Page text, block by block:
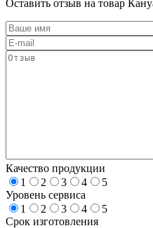
Оставить отзыв на товар
Качество продукции
1
2 3 4
5
Уровень сервиса
1
2 3 4
5
Срок изготовления